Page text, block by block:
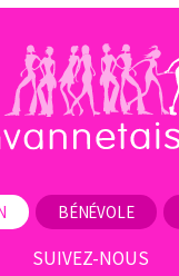
BÉNÉVOLE
SUIVEZ-NOUS